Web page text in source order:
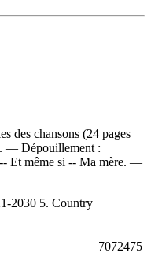
des chansons (24 pages
— Dépouillement :
-- Et même si -- Ma mère. —
2030 5. Country
7072475